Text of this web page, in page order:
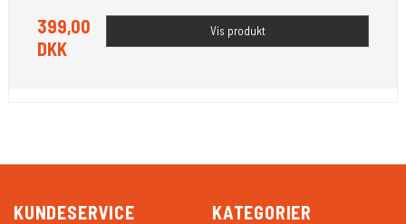
399,00
DKK
Vis produkt
KUNDESERVICE KATEGORIER